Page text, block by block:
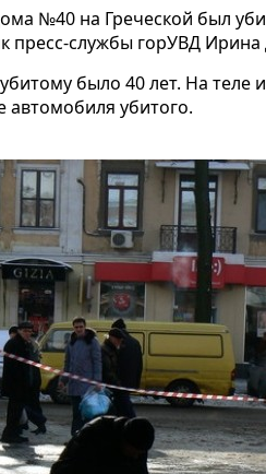
№40 на Греческой был
пресс-службы горУВД
было 40 лет. На теле
автомобиля убитого.